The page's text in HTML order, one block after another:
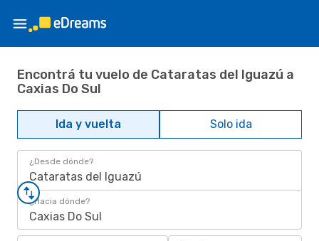
Encontrá tu vuelo de Cataratas del Iguazú a
Caxias Do Sul
Ida y vuelta Solo ida
¿Desde dónde?
Cataratas del Iguazú
¿Hacia dónde?
Caxias Do Sul